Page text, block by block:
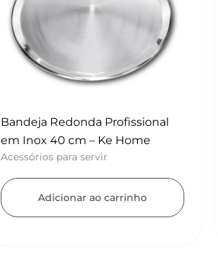
Batedor de Ovos com Raspador
– Konfektt
UTENSÍLIOS
Adicionar ao carrinho